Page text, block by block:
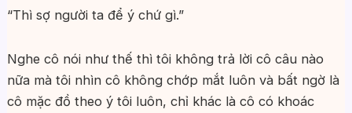
“Thì sợ người ta để ý chứ gì.”
Nghe cô nói như thế thì tôi không trả lời cô câu nào
nữa mà tôi nhìn cô không chớp mắt luôn và bất ngờ là
cô mặc đồ theo ý tôi luôn, chỉ khác là cô có khoác